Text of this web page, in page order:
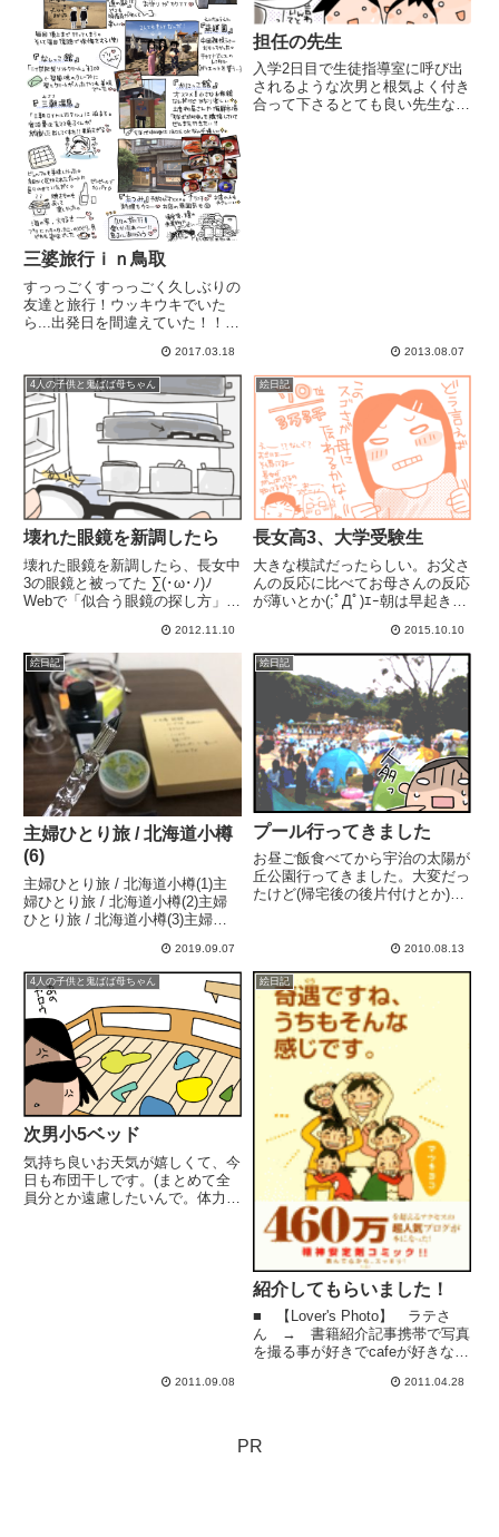
三婆旅行ｉｎ鳥取
すっっごくすっっごく久しぶりの
友達と旅行！ウッキウキでいた
ら...出発日を間違えていた！！2
と化粧をしていたら電話が「今か
ら迎えに行くね～♪」(;ﾟДﾟ)！？
大あわてで残りの化粧を済ませ、
化粧ケースと明日の着替...
2017.03.18
担任の先生
入学2日目で生徒指導室に呼び出
されるような次男と根気よく付き
合って下さるとても良い先生なの
2013.08.07
4人の子供と鬼ばば母ちゃん
壊れた眼鏡を新調したら
壊れた眼鏡を新調したら、長女中
3の眼鏡と被ってた ∑(･ω･ﾉ)ﾉ
Webで「似合う眼鏡の探し方」を
似てるって言われる。そりゃ似合
う眼鏡も似るわなwww
2012.11.10
絵日記
長女高3、大学受験生
大きな模試だったらしい。お父さ
んの反応に比べてお母さんの反応
が薄いとか(;ﾟДﾟ)ｴｰ朝は早起きし
強漬けで、帰宅後も部屋で勉強し
ている。(友達とも遊ぶし、オシ
ャレも好き。彼とのデートもこな
すリアルリア充！)自分...
2015.10.10
絵日記
主婦ひとり旅 / 北海道小樽
(6)
主婦ひとり旅 / 北海道小樽(1)主
婦ひとり旅 / 北海道小樽(2)主婦
ひとり旅 / 北海道小樽(3)主婦ひ
り旅 / 北海道小樽(5)主婦ひとり
旅 / 北海道小樽(6)←今ここ5日目
/ 小樽〜新千歳空港...
2019.09.07
絵日記
プール行ってきました
お昼ご飯食べてから宇治の太陽が
丘公園行ってきました。大変だっ
たけど(帰宅後の後片付けとか)
た行くw子供らがしっかりしてき
なってきたのが嬉しいです。(...
2010.08.13
4人の子供と鬼ばば母ちゃん
次男小5ベッド
気持ち良いお天気が嬉しくて、今
日も布団干しです。(まとめて全
員分とか遠慮したいんで。体力的
2011.09.08
絵日記
紹介してもらいました！
■ 【Lover's Photo】 ラテさ
ん → 書籍紹介記事携帯で写真
を撮る事が好きでcafeが好きなラ
【パンピョンのパンナコッチ
2011/8/10) ...
2011.04.28
PR